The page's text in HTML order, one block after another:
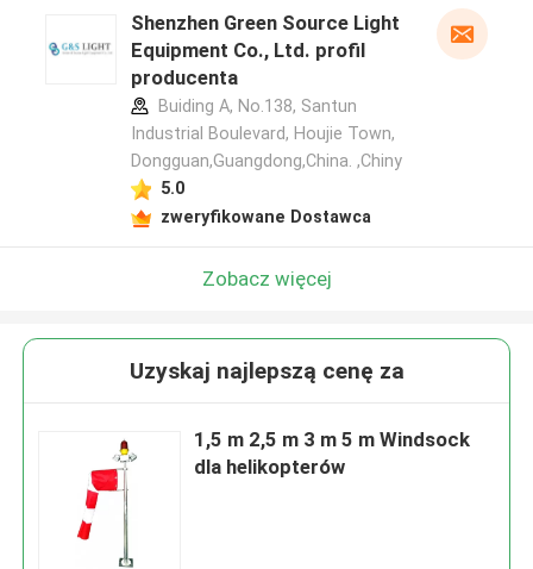
Shenzhen Green Source Light
Equipment Co., Ltd. profil
producenta
Buiding A, No.138, Santun
Industrial Boulevard, Houjie Town,
Dongguan,Guangdong,China. ,Chiny
5.0
zweryfikowane Dostawca
Zobacz więcej
Uzyskaj najlepszą cenę za
1,5 m 2,5 m 3 m 5 m Windsock
dla helikopterów